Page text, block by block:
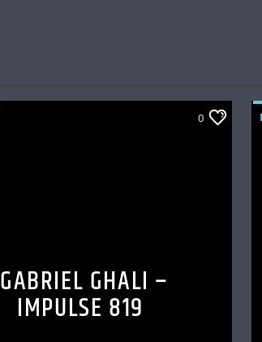
0
GABRIEL GHALI –
IMPULSE 819